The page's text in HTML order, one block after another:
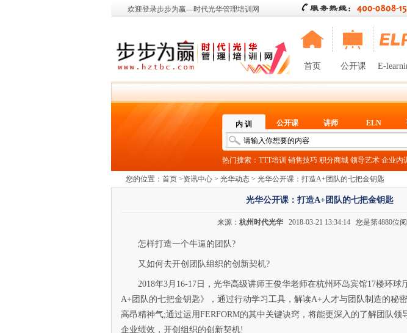
欢迎登录步步为赢—时代光华管理培训网
首页 公开课 E-
内 训 公开课 讲师 ELN
热门搜索： TTT培训 销售技巧 积分商城 领导艺术 企业内
您的位置： 首页 >资讯中心 > 光华动态 > 光华公开课：打造A+团队的七把金钥匙
光华公开课：打造A+团队的七把金钥匙
来源： 杭州时代光华 2018-03-21 13:34:14 您是第4880位
怎样打造一个牛逼的团队?
又如何去开创团队组织的创新契机?
2018年3月16-17日，光华高级讲师王俊华老师在杭州环岛宾馆17楼环球
A+团队的七把金钥匙》，通过行动学习工具，解读A+人才与团队制造的秘密
高昂精神气;通过运用FERFORM的其中关键诀窍，将能更深入的了解团队领
企业绩效，开创组织的创新契机!